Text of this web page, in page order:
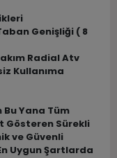
Genişliği ( 8
Radial Atv
Kullanıma
Bu Yana Tüm
Gösteren Sürekli
ve Güvenli
Uygun Şartlarda